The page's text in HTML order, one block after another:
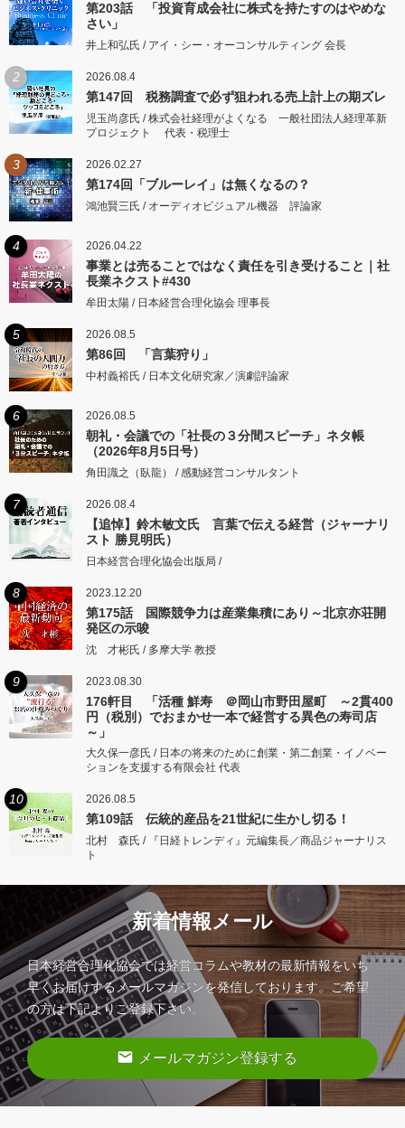
第203話 「投資育成会社に株式を持たすのはやめな
さい」
井上和弘氏 / アイ・シー・オーコンサルティング 会長
2 2026.08.4
第147回 税務調査で必ず狙われる売上計上の期ズレ
児玉尚彦氏 / 株式会社経理がよくなる 一般社団法人経理革新
プロジェクト 代表・税理士
3 2026.02.27
第174回「ブルーレイ」は無くなるの？
鴻池賢三氏 / オーディオビジュアル機器 評論家
4 2026.04.22
事業とは売ることではなく責任を引き受けること｜社
長業ネクスト#430
牟田太陽 / 日本経営合理化協会 理事長
5 2026.08.5
第86回 「言葉狩り」
中村義裕氏 / 日本文化研究家／演劇評論家
6 2026.08.5
朝礼・会議での「社長の３分間スピーチ」ネタ帳
（2026年8月5日号）
角田識之（臥龍） / 感動経営コンサルタント
7 2026.08.4
【追悼】鈴木敏文氏 言葉で伝える経営（ジャーナリ
スト 勝見明氏）
日本経営合理化協会出版局 /
8 2023.12.20
第175話 国際競争力は産業集積にあり～北京亦荘開
発区の示唆
沈 才彬氏 / 多摩大学 教授
9 2023.08.30
176軒目 「活種 鮮寿 ＠岡山市野田屋町 ～2貫400
円（税別）でおまかせ一本で経営する異色の寿司店
～」
大久保一彦氏 / 日本の将来のために創業・第二創業・イノベー
ションを支援する有限会社 代表
10 2026.08.5
第109話 伝統的産品を21世紀に生かし切る！
北村 森氏 / 『日経トレンディ』元編集長／商品ジャーナリス
ト
新着情報メール
日本経営合理化協会では経営コラムや教材の最新情報をいち
早くお届けするメールマガジンを発信しております。ご希望
の方は下記よりご登録下さい。
email メールマガジン登録する